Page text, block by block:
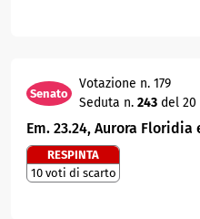
Senato
Votazione n. 179
Seduta n. 243 del 20
Em. 23.24, Aurora Floridia
RESPINTA
10 voti di scarto